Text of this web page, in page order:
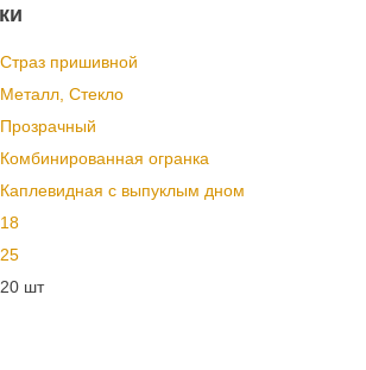
Страз пришивной
Металл, Cтекло
Прозрачный
Комбинированная огранка
Каплевидная с выпуклым дном
18
25
20 шт